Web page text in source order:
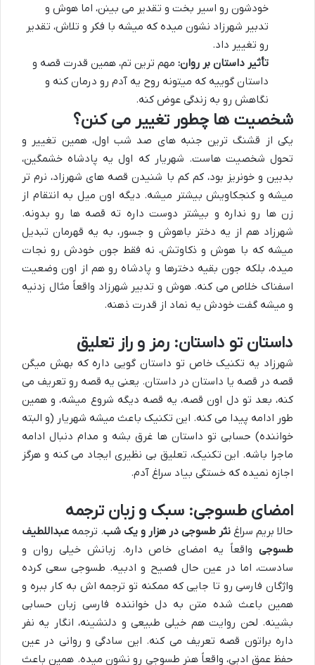
خودشون رو اسیر بخت و تقدیر می بینن، اما هوش و
تدبیر شهرزاد نشون میده که میشه با فکر و تلاش، تقدیر
رو تغییر داد.
تأثیر داستان بر روان: مهم ترین تم، همین قدرت قصه و
داستان گوییه که میتونه روح یه آدم رو درمان کنه و
نگاهش رو به زندگی عوض کنه.
شخصیت ها چطور تغییر می کنن؟
یکی از قشنگ ترین جنبه های صد شب اول، همین تغییر و
تحول شخصیت هاست. شهریار که اول یه پادشاه خشمگین،
بدبین و خونریز بود، کم کم با شنیدن قصه های شهرزاد، نرم تر
میشه و کنجکاویش بیشتر میشه. دیگه اون میل به انتقام از
زن ها رو نداره و بیشتر دوست داره ته قصه ها رو بدونه.
شهرزاد هم از یه دختر باهوش و جسور، به یه قهرمان تبدیل
میشه که با هوش و ذکاوتش، نه فقط جون خودش رو نجات
میده، بلکه جون بقیه دخترها و پادشاه رو هم از اون وضعیت
اسفناک خلاص می کنه. هوش و تدبیر شهرزاد واقعاً مثال زدنیه
و میشه گفت خودش یه نماد از قدرت ذهنه.
داستان تو داستان: رمز و راز تعلیق
شهرزاد یه تکنیک خاص تو داستان گویی داره که بهش میگن
قصه در قصه یا داستان در داستان. یعنی یه قصه رو تعریف می
کنه، بعد تو دل اون قصه، یه قصه دیگه شروع میشه، و همین
طور ادامه پیدا می کنه. این تکنیک باعث میشه شهریار (و البته
خواننده) حسابی تو داستان ها غرق بشه و مدام دنبال ادامه
ماجرا باشه. این تکنیک، تعلیق بی نظیری ایجاد می کنه و هرگز
اجازه نمیده که خستگی بیاد سراغ آدم.
امضای طسوجی: سبک و زبان ترجمه
حالا بریم سراغ نثر طسوجی در هزار و یک شب. ترجمه عبداللطیف
طسوجی واقعاً یه امضای خاص داره. زبانش خیلی روان و
سادست، اما در عین حال فصیح و ادبیه. طسوجی سعی کرده
واژگان فارسی رو تا جایی که ممکنه تو ترجمه اش به کار ببره و
همین باعث شده متن به دل خواننده فارسی زبان حسابی
بشینه. لحن روایت هم خیلی طبیعی و دلنشینه، انگار یه نفر
داره براتون قصه تعریف می کنه. این سادگی و روانی در عین
حفظ عمق ادبی، واقعاً هنر طسوجی رو نشون میده. همین باعث